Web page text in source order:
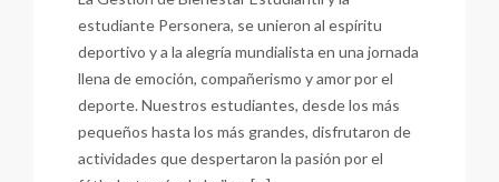
estudiante Personera, se unieron al espíritu
deportivo y a la alegría mundialista en una jornada
llena de emoción, compañerismo y amor por el
deporte. Nuestros estudiantes, desde los más
pequeños hasta los más grandes, disfrutaron de
actividades que despertaron la pasión por el